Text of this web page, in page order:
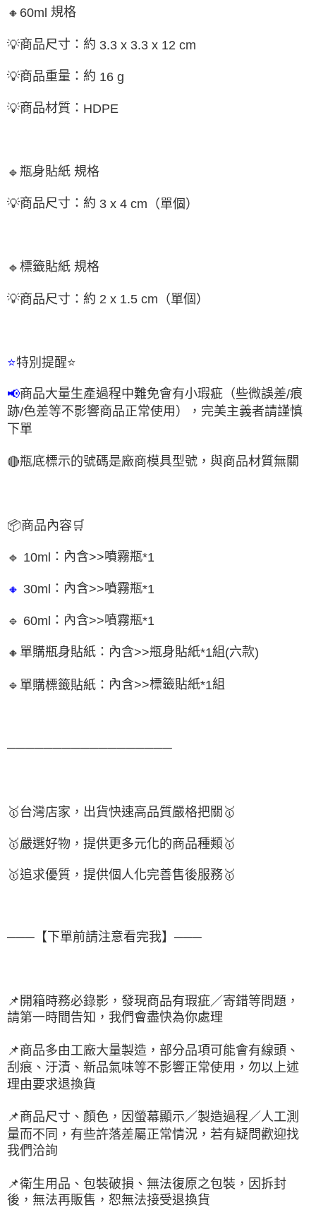
🔸 60ml 規格
💡商品尺寸：約 3.3 x 3.3 x 12 cm
💡商品重量：約 16 g
💡商品材質： HDPE
🔹 瓶身貼紙 規格
💡商品尺寸：約 3 x 4 cm （單個）
🔹 標籤貼紙 規格
💡商品尺寸： 約 2 x 1.5 cm （單個）
⭐特別提醒⭐
📢商品大量生產過程中難免會有小瑕疵（些微誤差/痕
跡/色差等不影響商品正常使用），完美主義者請謹慎
下單
🔴瓶底標示的號碼是廠商模具型號，與商品材質無關
📦商品內容 🛒
🔹 10ml ：內含>>噴霧瓶*1
🔸 30ml ：內含>>噴霧瓶*1
🔹 60ml ：內含>>噴霧瓶*1
🔸 單購瓶身貼紙：內含>>瓶身貼紙*1組 (六款)
🔹 單購標籤貼紙： 內含>>標籤貼紙*1組
──────────────────
🥇 台灣店家，出貨快速高品質嚴格把關 🥇
🥇嚴選好物 ，提供更多元化的商品種類 🥇
🥇追求優質， 提供個人化完善售後服務🥇
───【下單前請注意看完我】───
📌 開箱時務必錄影，發現商品有瑕疵／寄錯等問題，
請第一時間告知，我們會盡快為你處理
📌商品多由工廠大量製造，部分品項可能會有線頭、
刮痕、汙漬、新品氣味等不影響正常使用，勿以上述
理由要求退換貨
📌商品尺寸、顏色，因螢幕顯示／製造過程／人工測
量而不同，有些許落差屬正常情況，若有疑問歡迎找
我們洽詢
📌衛生用品、包裝破損、無法復原之包裝，因拆封
後，無法再販售，恕無法接受退換貨